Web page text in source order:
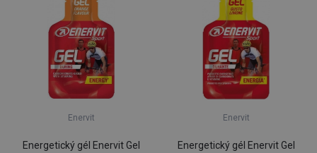
Enervit
Energetický gél Enervit Gel
Enervit
Energetický gél Enervit Gel